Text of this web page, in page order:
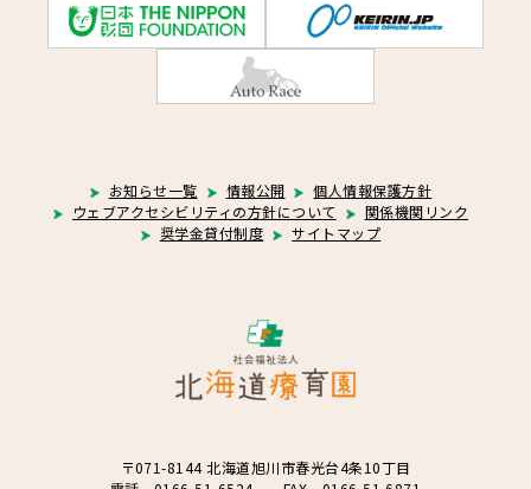
お知らせ一覧 情報公開
個人情報保護方針
ウェブアクセシビリティの方針について
関係機関リンク
奨学金貸付制度
サイトマップ
〒071-8144 北海道旭川市春光台4条10丁目